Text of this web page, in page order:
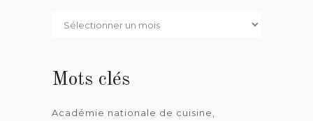
Par
Mots clés
Académie nationale de cuisine